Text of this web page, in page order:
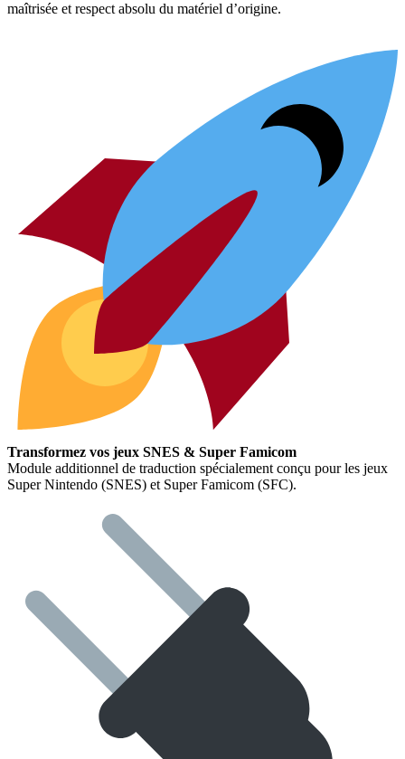
maîtrisée et respect absolu du matériel d’origine.
Transformez vos jeux SNES & Super Famicom
Module additionnel de traduction spécialement conçu pour les jeux
Super Nintendo (SNES) et Super Famicom (SFC).